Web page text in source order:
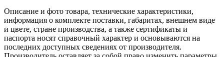
Описание и фото товара, технические характеристики,
информация о комплекте поставки, габаритах, внешнем виде
и цвете, стране производства, а также сертификаты и
паспорта носят справочный характер и основываются на
последних доступных сведениях от производителя.